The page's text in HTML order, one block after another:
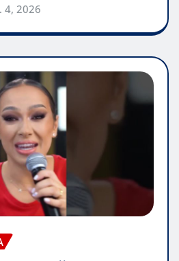
4, 2026